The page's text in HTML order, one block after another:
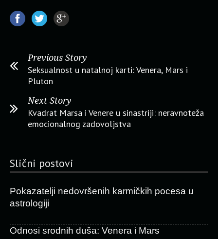
Previous Story
Seksualnost u natalnoj karti: Venera, Mars i
Pluton
Next Story
Kvadrat Marsa i Venere u sinastriji: neravnoteža
emocionalnog zadovoljstva
Slični postovi
Pokazatelji nedovršenih karmičkih pocesa u
astrologiji
Odnosi srodnih duša: Venera i Mars